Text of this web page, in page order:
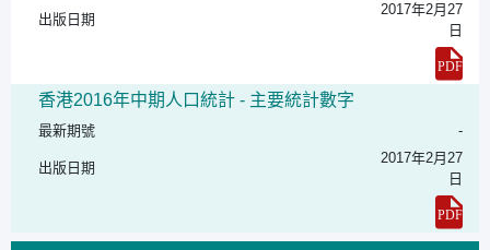
出版日期
2017年2月27
日
香港2016年中期人口統計 - 主要統計數字
最新期號 -
出版日期
2017年2月27
日